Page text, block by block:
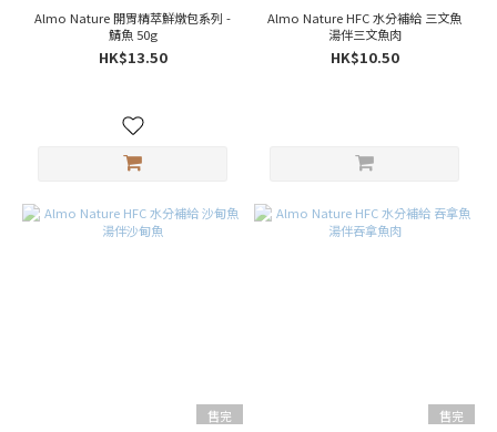
Almo Nature 開胃精萃鮮燉包系列 -
鯖魚 50g
HK$13.50
Almo Nature HFC 水分補給 三文魚
湯伴三文魚肉
HK$10.50
售完
售完